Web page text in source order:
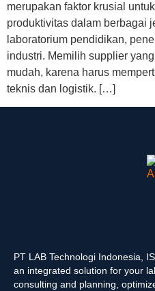
merupakan faktor krusial
produktivitas dalam berbagai
laboratorium pendidikan,
industri. Memilih supplier
mudah, karena harus
teknis dan logistik. […]
PT LAB Technologi Indonesia,
an integrated solution for your
consulting and planning,